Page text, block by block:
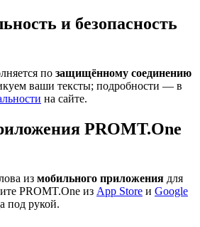
и безопасность
по защищённому соединению
ваши тексты; подробности — в
на сайте.
PROMT.One
из мобильного приложения для
PROMT.One из App Store и Google
под рукой.